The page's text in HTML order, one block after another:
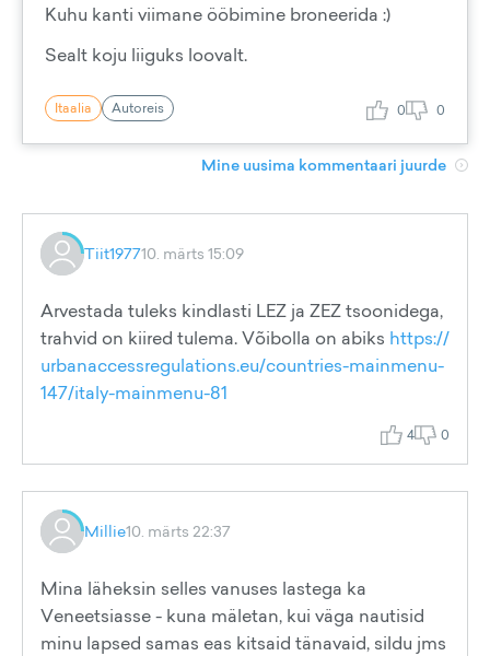
Kuhu kanti viimane ööbimine broneerida :)
Sealt koju liiguks loovalt.
Itaalia Autoreis 0 0
Mine uusima kommentaari juurde
Tiit197710. märts 15:09
Arvestada tuleks kindlasti LEZ ja ZEZ tsoonidega,
trahvid on kiired tulema. Võibolla on abiks https://
urbanaccessregulations.eu/countries-mainmenu-
147/italy-mainmenu-81
4 0
Millie10. märts 22:37
Mina läheksin selles vanuses lastega ka
Veneetsiasse - kuna mäletan, kui väga nautisid
minu lapsed samas eas kitsaid tänavaid, sildu jms